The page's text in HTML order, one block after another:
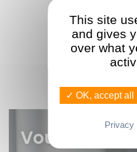
Vous voulez
This site
and gives
over what
✓ OK, accept all
Privacy